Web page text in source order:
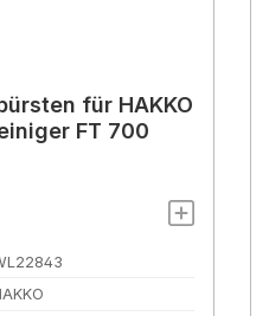
für HAKKO
FT 700